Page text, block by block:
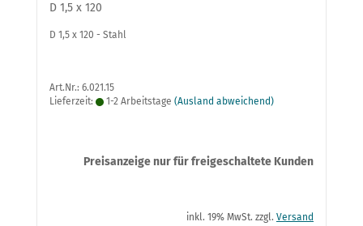
D 1,5 x 120
D 1,5 x 120 - Stahl
Art.Nr.: 6.021.15
Lieferzeit:
1-2 Arbeitstage (Ausland abweichend)
Preisanzeige nur für freigeschaltete Kunden
inkl. 19% MwSt. zzgl. Versand